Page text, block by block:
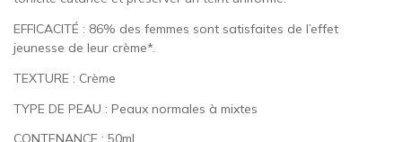
EFFICACITÉ : 86% des femmes sont satisfaites de l’effet
jeunesse de leur crème*.
TEXTURE : Crème
TYPE DE PEAU : Peaux normales à mixtes